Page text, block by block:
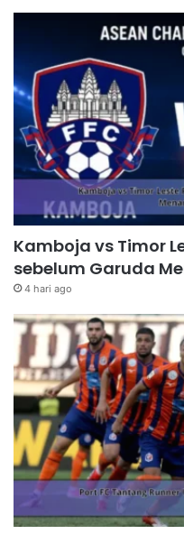
Kamboja vs Timor
sebelum Garuda
4 hari ago